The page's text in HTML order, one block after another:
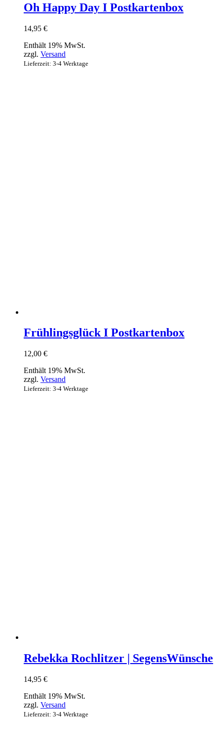
Oh Happy Day I Postkartenbox
14,95 €
Enthält 19% MwSt.
zzgl. Versand
Lieferzeit: 3-4 Werktage
Frühlingsglück I Postkartenbox
12,00 €
Enthält 19% MwSt.
zzgl. Versand
Lieferzeit: 3-4 Werktage
Rebekka Rochlitzer | SegensWünsche
14,95 €
Enthält 19% MwSt.
zzgl. Versand
Lieferzeit: 3-4 Werktage